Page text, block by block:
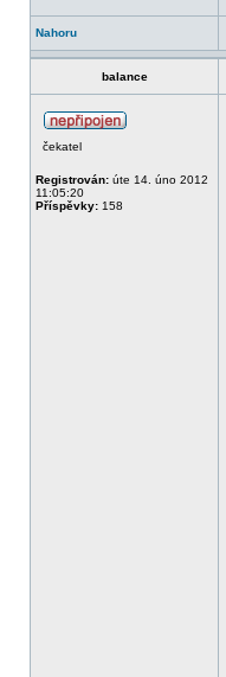
Nahoru
balance
čekatel
Registrován: úte 14. úno 2012
11:05:20
Příspěvky: 158